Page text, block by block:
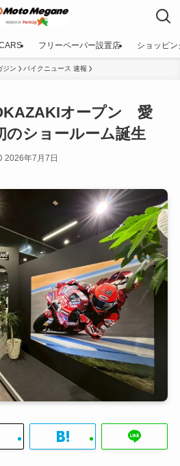
フリーペーパー設置店 ショッピン
ジン バイクニュース 速報
オープン 愛
のショールーム誕生
2026年7月7日